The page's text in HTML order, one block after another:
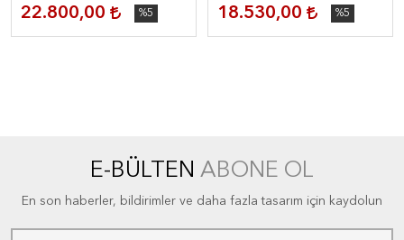
22.800,00 %5 18.530,00 %5
E-BÜLTEN ABONE OL
En son haberler, bildirimler ve daha fazla tasarım için kaydolun